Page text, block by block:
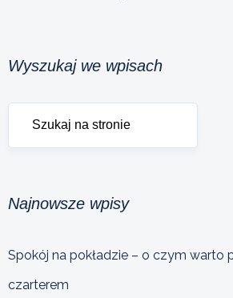
Wyszukaj we wpisach
Najnowsze wpisy
Spokój na pokładzie – o czym warto
czarterem